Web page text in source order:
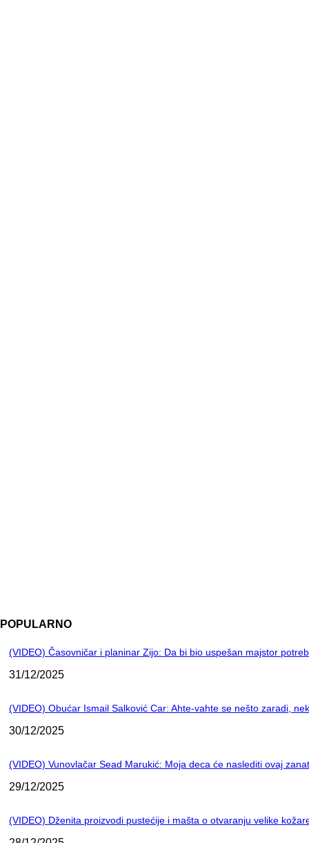
POPULARNO
(VIDEO) Časovničar i planinar Zijo: Da bi bio uspešan majstor
31/12/2025
(VIDEO) Obućar Ismail Salković Car: Ahte-vahte se nešto zaradi,
30/12/2025
(VIDEO) Vunovlačar Sead Marukić: Moja deca će naslediti ovaj zanat
29/12/2025
(VIDEO) Dženita proizvodi pustećije i mašta o otvaranju velike